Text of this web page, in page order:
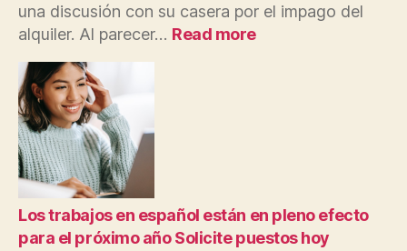
una discusión con su casera por el impago del
alquiler. Al parecer… Read more:
la
búsqueda
Los trabajos en español están en pleno efecto
para el próximo año Solicite puestos hoy